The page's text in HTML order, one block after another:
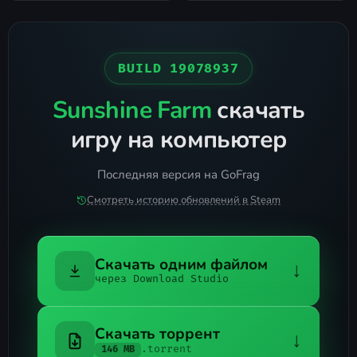
BUILD 19078937
Sunshine Farmскачать
игру на компьютер
Последняя версия на GoFrag
Смотреть историю обновлений в Steam
Скачать одним файлом
через Download Studio ↓
Скачать торрент
146 MB .torrent ↓